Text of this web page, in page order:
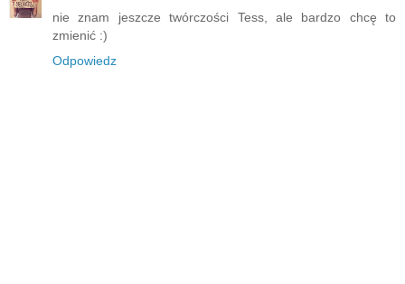
nie znam jeszcze twórczości Tess, ale bardzo chcę to
zmienić :)
Odpowiedz